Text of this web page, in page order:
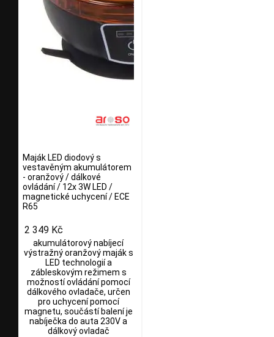
Maják LED diodový s
vestavěným akumulátorem
- oranžový / dálkové
ovládání / 12x 3W LED /
magnetické uchycení / ECE
R65
2 349 Kč
akumulátorový nabíjecí
výstražný oranžový maják s
LED technologií a
zábleskovým režimem s
možností ovládání pomocí
dálkového ovladače, určen
pro uchycení pomocí
magnetu, součástí balení je
nabíječka do auta 230V a
dálkový ovladač